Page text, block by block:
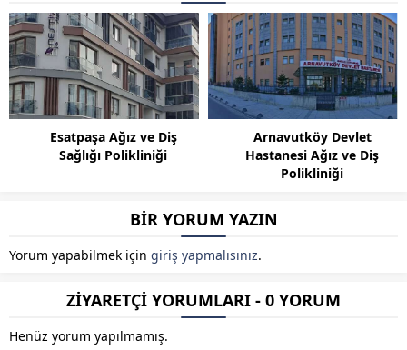
Esatpaşa Ağız ve Diş
Sağlığı Polikliniği
Arnavutköy Devlet
Hastanesi Ağız ve Diş
Polikliniği
BİR YORUM YAZIN
Yorum yapabilmek için giriş yapmalısınız.
ZİYARETÇİ YORUMLARI - 0 YORUM
Henüz yorum yapılmamış.